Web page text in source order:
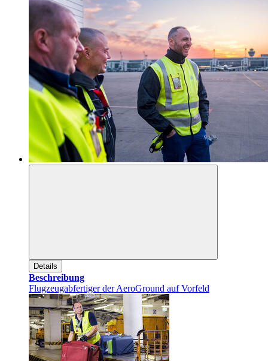
Details
Beschreibung
Flugzeugabfertiger der AeroGround auf Vorfeld